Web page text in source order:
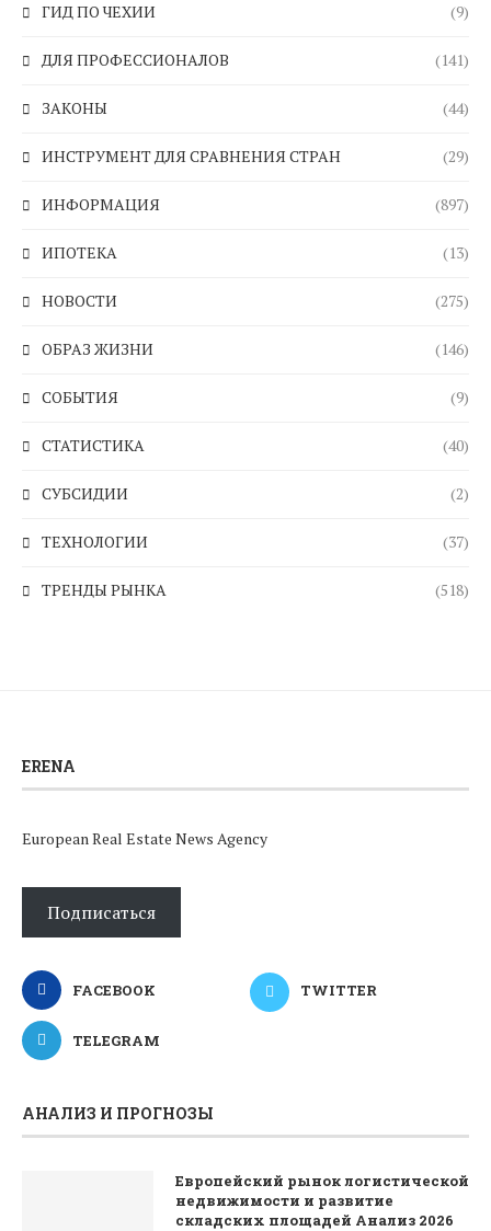
ГИД ПО ЧЕХИИ (9)
ДЛЯ ПРОФЕССИОНАЛОВ (141)
ЗАКОНЫ (44)
ИНСТРУМЕНТ ДЛЯ СРАВНЕНИЯ СТРАН (29)
ИНФОРМАЦИЯ (897)
ИПОТЕКА (13)
НОВОСТИ (275)
ОБРАЗ ЖИЗНИ (146)
СОБЫТИЯ (9)
СТАТИСТИКА (40)
СУБСИДИИ (2)
ТЕХНОЛОГИИ (37)
ТРЕНДЫ РЫНКА (518)
ERENA
European Real Estate News Agency
Подписаться
FACEBOOK TWITTER
TELEGRAM
АНАЛИЗ И ПРОГНОЗЫ
Европейский рынок логистической
недвижимости и развитие
складских площадей Анализ 2026